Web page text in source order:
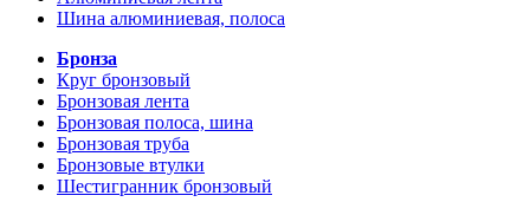
Шина алюминиевая, полоса
Бронза
Круг бронзовый
Бронзовая лента
Бронзовая полоса, шина
Бронзовая труба
Бронзовые втулки
Шестигранник бронзовый